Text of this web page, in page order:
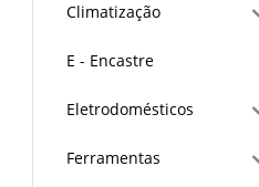
Climatização
E - Encastre
Eletrodomésticos
Ferramentas